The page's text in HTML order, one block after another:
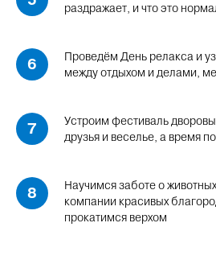
раздражает, и что это
Проведём День релакса и
между отдыхом и делами,
Устроим фестиваль
друзья и веселье, а время
Научимся заботе о
компании красивых
прокатимся верхом